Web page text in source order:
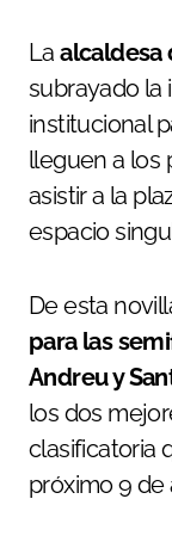
Laalcaldesa
subrayado la
institucional
lleguen a los
asistir a la
espacio
De esta
para las
Andreu y
los dos
clasificatoria
próximo 9 de